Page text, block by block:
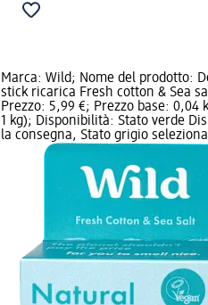
Marca: Wild; Nome del prodotto:
stick ricarica Fresh cotton & Sea
Prezzo: 5,99 €; Prezzo base: 0,04
1 kg); Disponibilità: Stato verde
la consegna, Stato grigio